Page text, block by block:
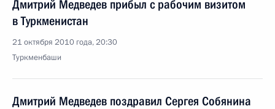
Дмитрий Медведев прибыл с рабочим визитом
в Туркменистан
21 октября 2010 года, 20:30
Туркменбаши
Дмитрий Медведев поздравил Сергея Собянина